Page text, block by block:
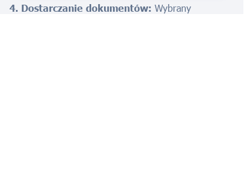
4. Dostarczanie dokumentów: Wybrany